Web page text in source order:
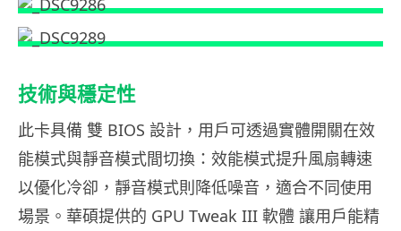
技術與穩定性
此卡具備 雙 BIOS 設計，用戶可透過實體開關在效
能模式與靜音模式間切換：效能模式提升風扇轉速
以優化冷卻，靜音模式則降低噪音，適合不同使用
場景。華碩提供的 GPU Tweak III 軟體 讓用戶能精